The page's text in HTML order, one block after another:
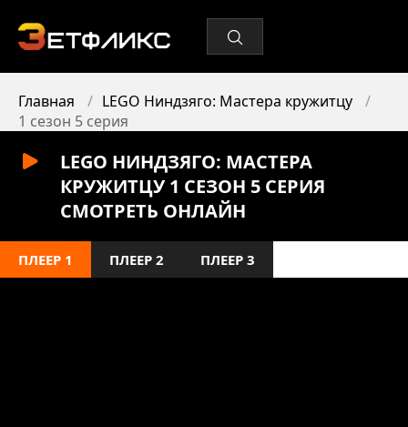
Главная
LEGO Ниндзяго: Мастера кружитцу
1 сезон 5 серия
LEGO НИНДЗЯГО: МАСТЕРА
КРУЖИТЦУ 1 СЕЗОН 5 СЕРИЯ
СМОТРЕТЬ ОНЛАЙН
ПЛЕЕР 1 ПЛЕЕР 2 ПЛЕЕР 3